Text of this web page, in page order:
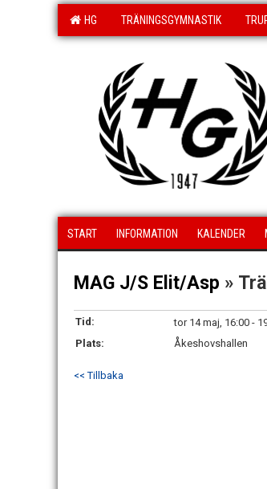
HG TRÄNINGSGYMNASTIK
START INFORMATION KALENDER
MAG J/S Elit/Asp »
Tid:
tor 14 maj, 16:00 -
Plats:
Åkeshovshallen
<< Tillbaka